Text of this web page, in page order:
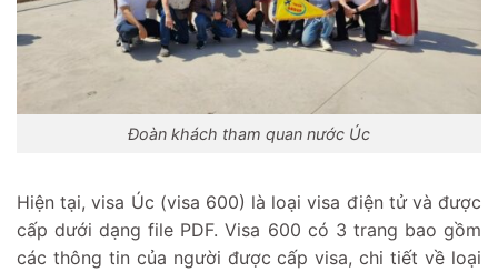
Đoàn khách tham quan nước Úc
Hiện tại, visa Úc (visa 600) là loại visa điện tử và được
cấp dưới dạng file PDF. Visa 600 có 3 trang bao gồm
các thông tin của người được cấp visa, chi tiết về loại